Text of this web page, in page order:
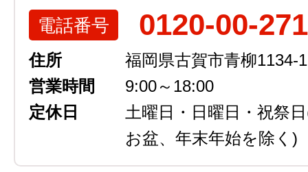
電話番号 0120-00-
住所
福岡県古賀市青柳1134-1
営業時間
9:00～18:00
定休日
土曜日・日曜日・祝祭日
お盆、年末年始を除く)